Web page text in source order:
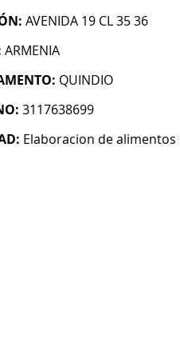
AVENIDA 19 CL 35 36
ARMENIA
QUINDIO
3117638699
Elaboracion de